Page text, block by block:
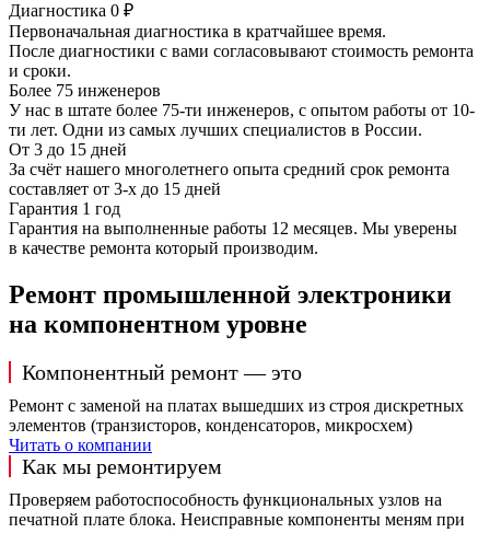
Диагностика 0 ₽
Первоначальная диагностика в кратчайшее время.
После диагностики с вами согласовывают стоимость ремонта
и сроки.
Более 75 инженеров
У нас в штате более 75-ти инженеров, с опытом работы от 10-
ти лет. Одни из самых лучших специалистов в России.
От 3 до 15 дней
За счёт нашего многолетнего опыта средний срок ремонта
составляет от 3-х до 15 дней
Гарантия 1 год
Гарантия на выполненные работы 12 месяцев. Мы уверены
в качестве ремонта который производим.
Ремонт промышленной электроники
на компонентном уровне
Компонентный ремонт — это
Ремонт с заменой на платах вышедших из строя дискретных
элементов (транзисторов, конденсаторов, микросхем)
Читать о компании
Как мы ремонтируем
Проверяем работоспособность функциональных узлов на
печатной плате блока. Неисправные компоненты меням при